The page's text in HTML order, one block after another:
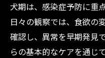
犬期は、感染症予防に重
日々の観察では、食欲の
確認し、異常を早期発見
らの基本的なケアを通じ